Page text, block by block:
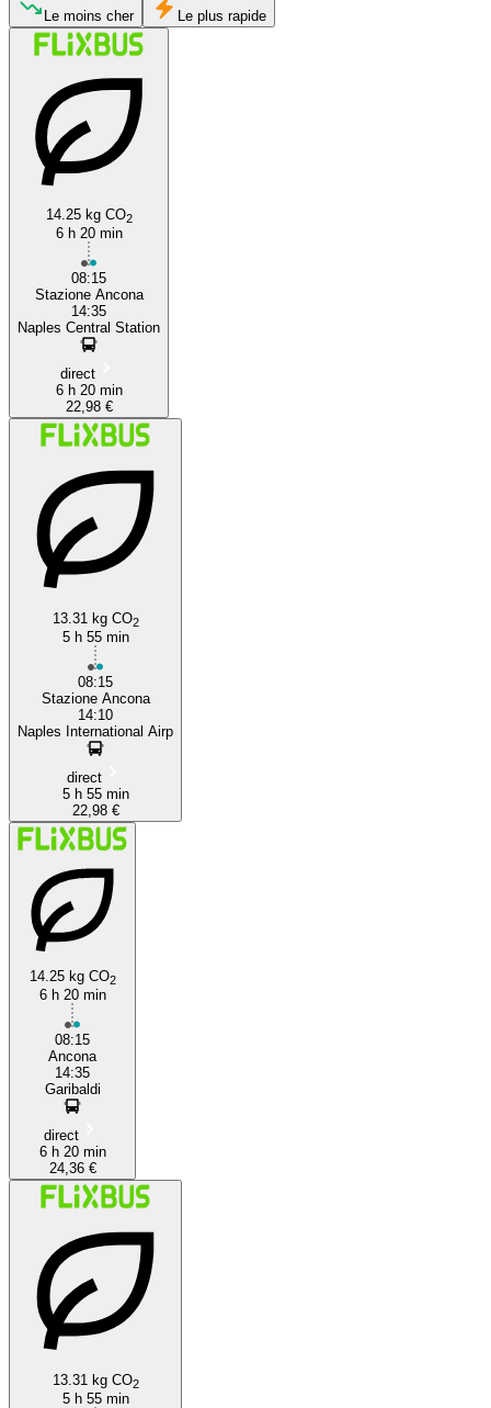
Ancona
Le moins cher Le plus rapide
14.25 kg CO2
6 h 20 min
08:15
Stazione Ancona
14:35
Naples Central Station
direct
6 h 20 min
22,98 €
13.31 kg CO2
5 h 55 min
08:15
Stazione Ancona
14:10
Naples International Airp
direct
5 h 55 min
22,98 €
14.25 kg CO2
6 h 20 min
08:15
Ancona
14:35
Garibaldi
direct
6 h 20 min
24,36 €
13.31 kg CO2
5 h 55 min